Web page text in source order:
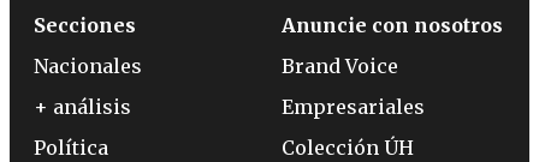
Secciones
Nacionales
+ análisis
Política
Anuncie con nosotros
Brand Voice
Empresariales
Colección ÚH